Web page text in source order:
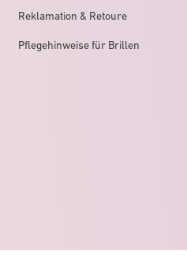
Reklamation & Retoure
Pflegehinweise für Brillen